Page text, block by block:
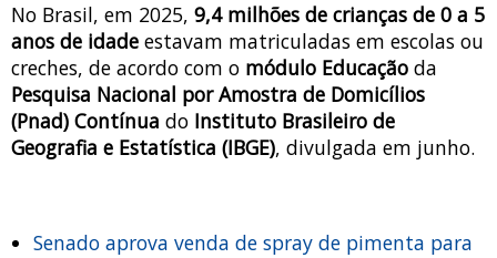
No Brasil, em 2025, 9,4 milhões de crianças de 0 a 5
anos de idade estavam matriculadas em escolas ou
creches, de acordo com o módulo Educação da
Pesquisa Nacional por Amostra de Domicílios
(Pnad) Contínua do Instituto Brasileiro de
Geografia e Estatística (IBGE), divulgada em junho.
Senado aprova venda de spray de pimenta para